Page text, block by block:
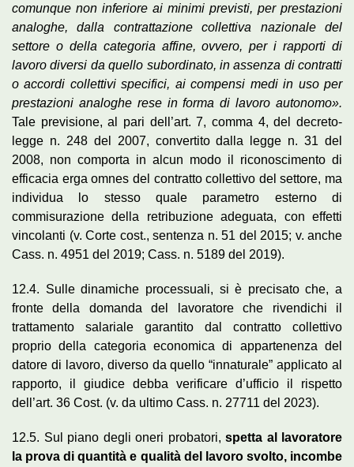
comunque non inferiore ai minimi previsti, per prestazioni
analoghe, dalla contrattazione collettiva nazionale del
settore o della categoria affine, ovvero, per i rapporti di
lavoro diversi da quello subordinato, in assenza di contratti
o accordi collettivi specifici, ai compensi medi in uso per
prestazioni analoghe rese in forma di lavoro autonomo».
Tale previsione, al pari dell’art. 7, comma 4, del decreto-
legge n. 248 del 2007, convertito dalla legge n. 31 del
2008, non comporta in alcun modo il riconoscimento di
efficacia erga omnes del contratto collettivo del settore, ma
individua lo stesso quale parametro esterno di
commisurazione della retribuzione adeguata, con effetti
vincolanti (v. Corte cost., sentenza n. 51 del 2015; v. anche
Cass. n. 4951 del 2019; Cass. n. 5189 del 2019).
12.4. Sulle dinamiche processuali, si è precisato che, a
fronte della domanda del lavoratore che rivendichi il
trattamento salariale garantito dal contratto collettivo
proprio della categoria economica di appartenenza del
datore di lavoro, diverso da quello “innaturale” applicato al
rapporto, il giudice debba verificare d’ufficio il rispetto
dell’art. 36 Cost. (v. da ultimo Cass. n. 27711 del 2023).
12.5. Sul piano degli oneri probatori, spetta al lavoratore
la prova di quantità e qualità del lavoro svolto, incombe